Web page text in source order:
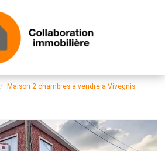
Maison 2 chambres à vendre à Vivegnis